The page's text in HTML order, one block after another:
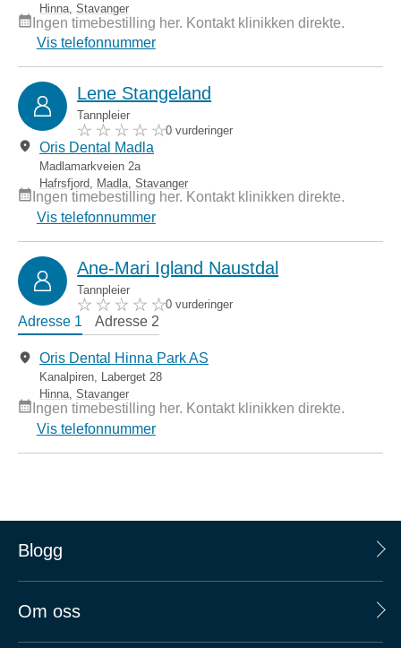
Hinna Stavanger
Ingen timebestilling her. Kontakt klinikken direkte.
Vis telefonnummer
Lene Stangeland
Tannpleier
0 vurderinger
Oris Dental Madla
Madlamarkveien 2a
Hafrsfjord Madla Stavanger
Ingen timebestilling her. Kontakt klinikken direkte.
Vis telefonnummer
Ane-Mari Igland Naustdal
Tannpleier
0 vurderinger
Adresse 1 Adresse 2
Oris Dental Hinna Park AS
Kanalpiren, Laberget 28
Hinna, Stavanger
Ingen timebestilling her. Kontakt klinikken direkte.
Vis telefonnummer
Blogg
Om oss